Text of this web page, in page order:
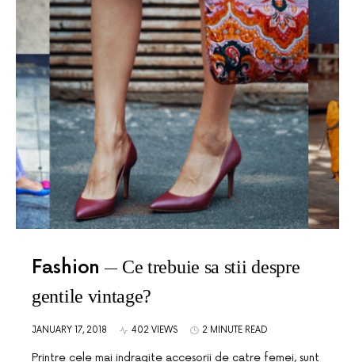
Fashion
Ce trebuie sa stii despre
gentile vintage?
JANUARY 17, 2018 402 VIEWS 2 MINUTE READ
Printre cele mai indragite accesorii de catre femei, sunt